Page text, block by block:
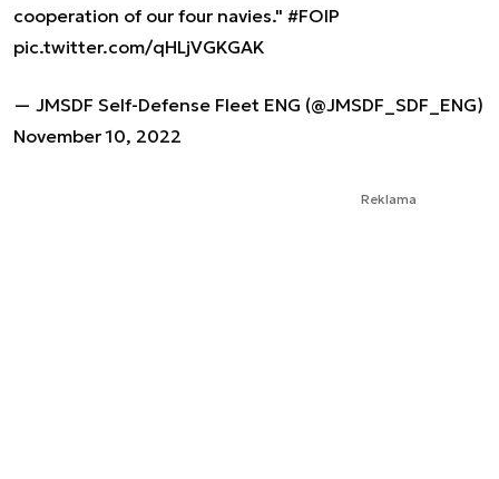
cooperation of our four navies." #FOIP
pic.twitter.com/qHLjVGKGAK
— JMSDF Self-Defense Fleet ENG (@JMSDF_SDF_ENG)
November 10, 2022
Reklama